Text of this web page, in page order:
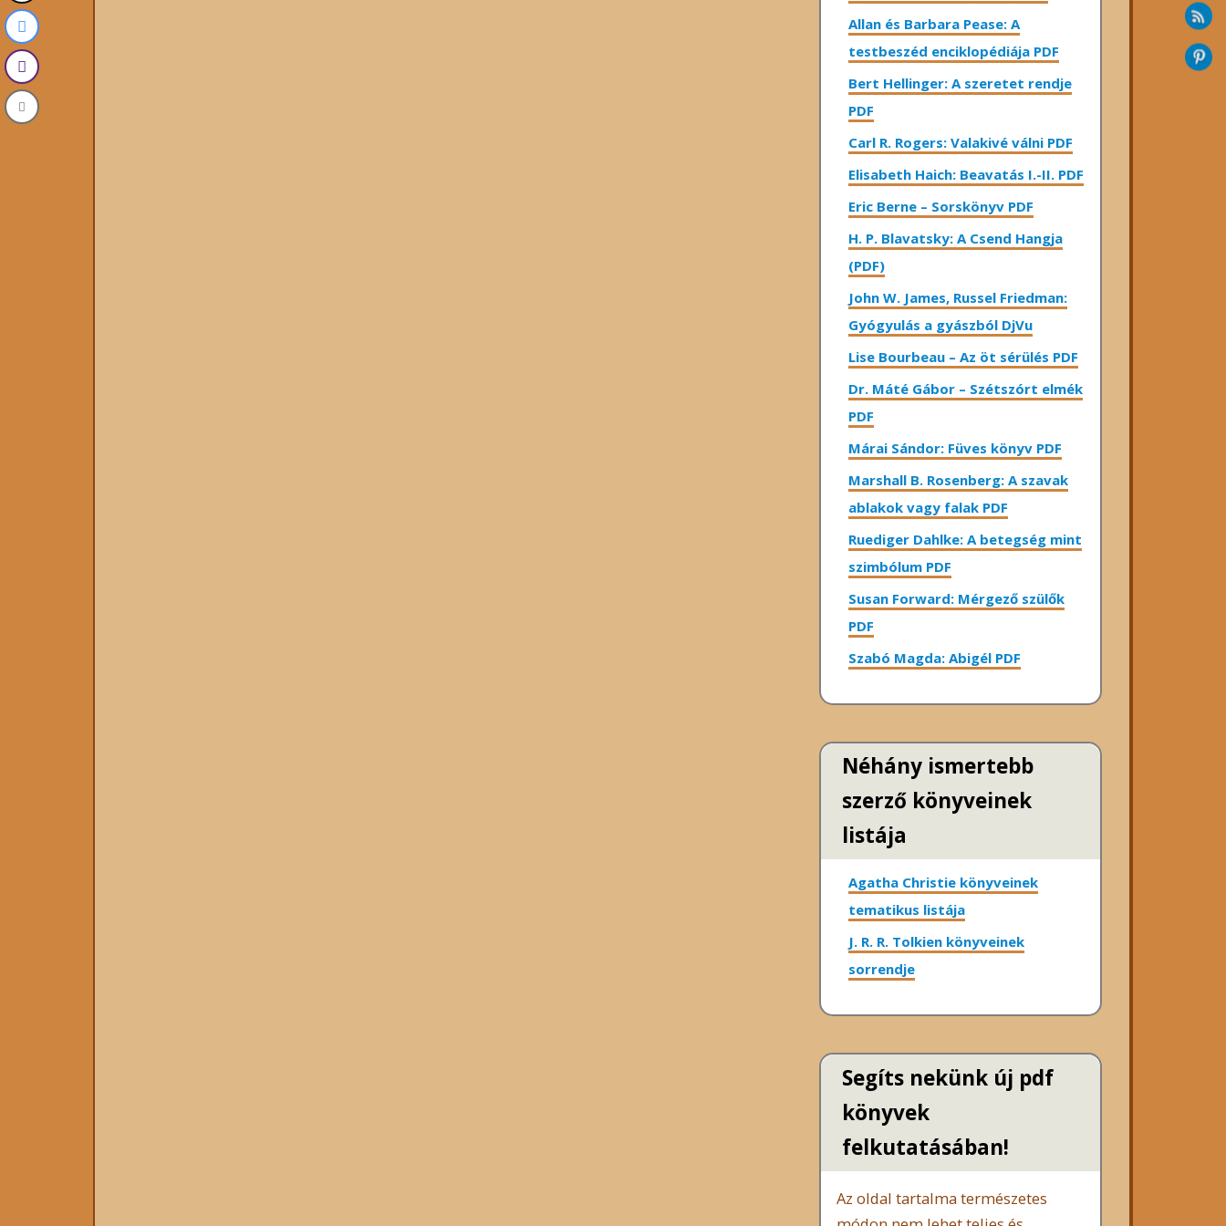
Allan és Barbara Pease: A
testbeszéd enciklopédiája PDF
Bert Hellinger: A ​szeretet rendje
PDF
Carl R. Rogers: Valakivé válni PDF
Elisabeth Haich: Beavatás I.-II. PDF
Eric Berne – Sorskönyv PDF
H. P. Blavatsky: A Csend Hangja
(PDF)
John W. James, Russel Friedman:
Gyógyulás a gyászból DjVu
Lise Bourbeau – Az öt sérülés PDF
Dr. Máté Gábor – Szétszórt elmék
PDF
Márai Sándor: Füves könyv PDF
Marshall B. Rosenberg: A szavak
ablakok vagy falak PDF
Ruediger Dahlke: A betegség mint
szimbólum PDF
Susan Forward: Mérgező szülők
PDF
Szabó Magda: Abigél PDF
Néhány ismertebb
szerző könyveinek
listája
Agatha Christie könyveinek
tematikus listája
J. R. R. Tolkien könyveinek
sorrendje
Segíts nekünk új pdf
könyvek
felkutatásában!
Az oldal tartalma természetes